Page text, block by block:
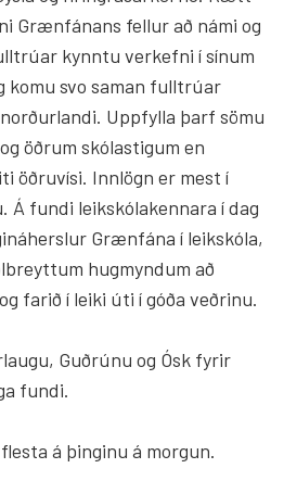
Grænfánans fellur að námi og
kynntu verkefni í sínum
komu svo saman fulltrúar
Uppfylla þarf sömu
öðrum skólastigum en
öðruvísi. Innlögn er mest í
Á fundi leikskólakennara í dag
Grænfána í leikskóla,
hugmyndum að
farið í leiki úti í góða veðrinu.
Guðrúnu og Ósk fyrir
fundi.
á þinginu á morgun.